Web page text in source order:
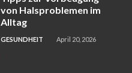
von Halsproblemen im
Alltag
GESUNDHEIT April 20, 2026